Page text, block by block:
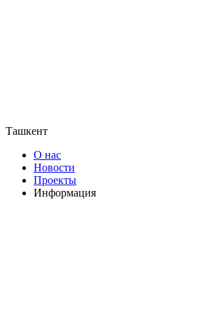
Ташкент
О нас
Новости
Проекты
Информация